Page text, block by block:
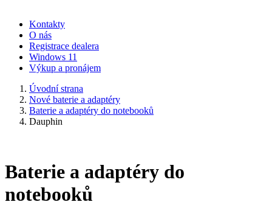
Kontakty
O nás
Registrace dealera
Windows 11
Výkup a pronájem
Úvodní strana
Nové baterie a adaptéry
Baterie a adaptéry do notebooků
Dauphin
Baterie a adaptéry do
notebooků